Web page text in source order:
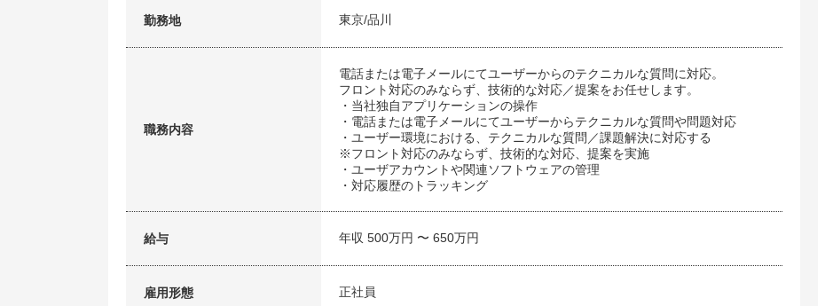
勤務地 東京/品川
職務内容
電話または電子メールにてユーザーからのテクニカルな質問に対応。
フロント対応のみならず、技術的な対応／提案をお任せします。
・当社独自アプリケーションの操作
・電話または電子メールにてユーザーからテクニカルな質問や問題対応
・ユーザー環境における、テクニカルな質問／課題解決に対応する
※フロント対応のみならず、技術的な対応、提案を実施
・ユーザアカウントや関連ソフトウェアの管理
・対応履歴のトラッキング
給与 年収 500万円 〜 650万円
雇用形態 正社員